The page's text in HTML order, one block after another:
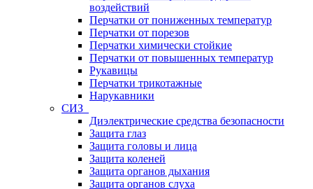
воздействий
Перчатки от пониженных температур
Перчатки от порезов
Перчатки химически стойкие
Перчатки от повышенных температур
Рукавицы
Перчатки трикотажные
Нарукавники
СИЗ
Диэлектрические средства безопасности
Защита глаз
Защита головы и лица
Защита коленей
Защита органов дыхания
Защита органов слуха